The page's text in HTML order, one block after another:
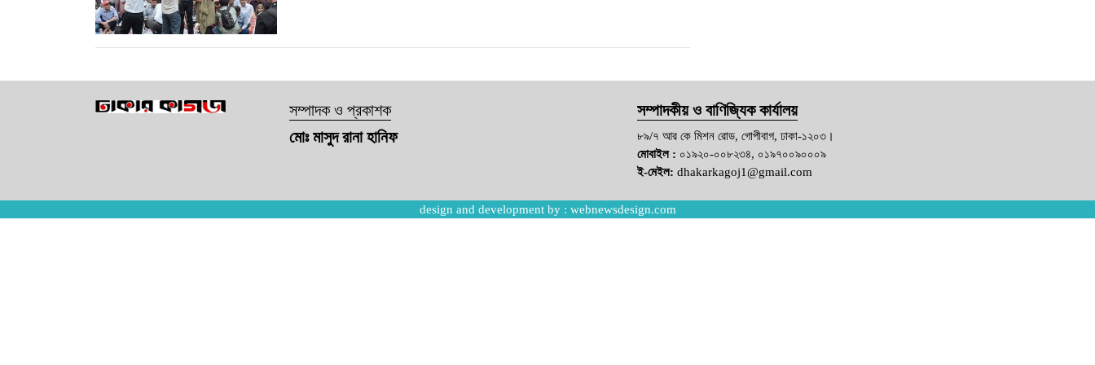
সম্পাদক ও প্রকাশক
মোঃ মাসুদ রানা হানিফ
সম্পাদকীয় ও বাণিজ্যিক কার্যালয়
৮৯/৭ আর কে মিশন রোড, গোপীবাগ, ঢাকা-১২০৩।
মোবাইল : ০১৯২০-০০৮২৩৪, ০১৯৭০০৯০০০৯
ই-মেইল: dhakarkagoj1@gmail.com
design and development by : webnewsdesign.com